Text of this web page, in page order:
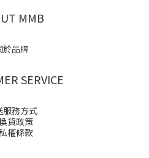
MMB
於品牌
SERVICE
服務方式
貨政策
權條款